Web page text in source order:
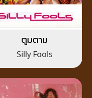
ตูมตาม
Silly Fools